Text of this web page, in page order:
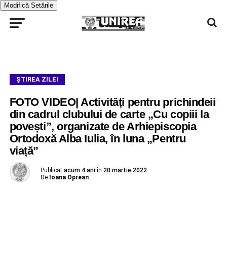
Modifică Setările
ŞTIREA ZILEI
FOTO VIDEO| Activități pentru prichindeii
din cadrul clubului de carte „Cu copiii la
povești”, organizate de Arhiepiscopia
Ortodoxă Alba Iulia, în luna „Pentru
viață”
Publicat acum 4 ani în 20 martie 2022
De Ioana Oprean